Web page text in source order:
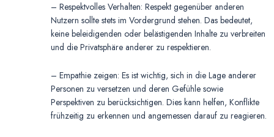
– Respektvolles Verhalten: Respekt gegenüber anderen
Nutzern sollte stets im Vordergrund stehen. Das bedeutet,
keine beleidigenden oder belästigenden Inhalte zu verbreiten
und die Privatsphäre anderer zu respektieren.
– Empathie zeigen: Es ist wichtig, sich in die Lage anderer
Personen zu versetzen und deren Gefühle sowie
Perspektiven zu berücksichtigen. Dies kann helfen, Konflikte
frühzeitig zu erkennen und angemessen darauf zu reagieren.